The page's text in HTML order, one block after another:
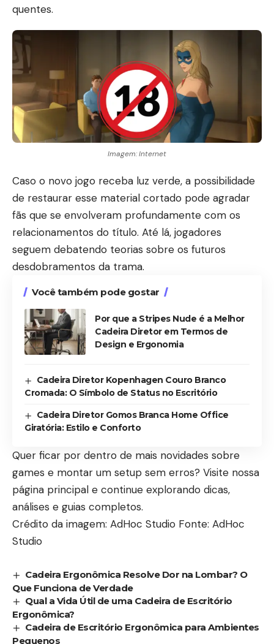
quentes.
Imagem: Internet
Caso o novo jogo receba luz verde, a possibilidade
de restaurar esse material cortado pode agradar
fãs que se envolveram profundamente com os
relacionamentos do título. Até lá, jogadores
seguem debatendo teorias sobre os futuros
desdobramentos da trama.
Você também pode gostar
Por que a Stripes Nude é a Melhor
Cadeira Diretor em Termos de
Design e Ergonomia
Cadeira Diretor Kopenhagen Couro Branco
Cromada: O Símbolo de Status no Escritório
Cadeira Diretor Gomos Branca Home Office
Giratória: Estilo e Conforto
Quer ficar por dentro de mais novidades sobre
games e montar um setup sem erros? Visite nossa
página principal e continue explorando dicas,
análises e guias completos.
Crédito da imagem: AdHoc Studio Fonte: AdHoc
Studio
Cadeira Ergonômica Resolve Dor na Lombar? O
Que Funciona de Verdade
Qual a Vida Útil de uma Cadeira de Escritório
Ergonômica?
Cadeira de Escritório Ergonômica para Ambientes
Pequenos